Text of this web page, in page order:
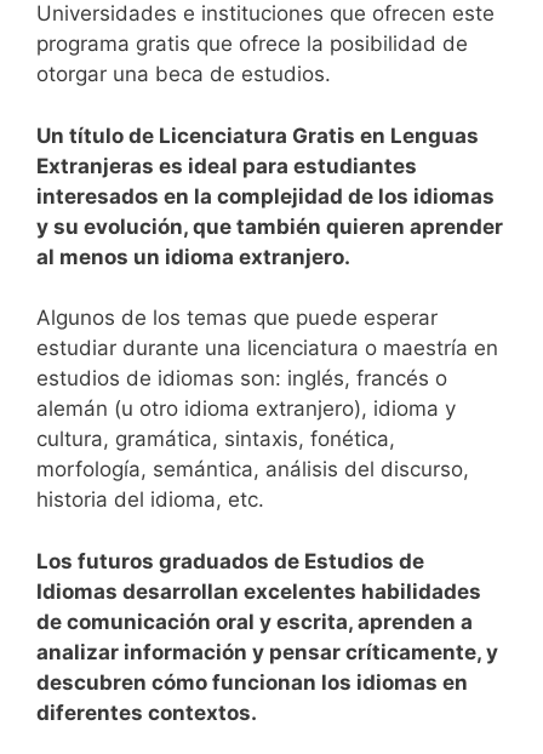
Universidades e instituciones que ofrecen este
programa gratis que ofrece la posibilidad de
otorgar una beca de estudios.
Un título de Licenciatura Gratis en Lenguas
Extranjeras es ideal para estudiantes
interesados ​​en la complejidad de los idiomas
y su evolución, que también quieren aprender
al menos un idioma extranjero.
Algunos de los temas que puede esperar
estudiar durante una licenciatura o maestría en
estudios de idiomas son: inglés, francés o
alemán (u otro idioma extranjero), idioma y
cultura, gramática, sintaxis, fonética,
morfología, semántica, análisis del discurso,
historia del idioma, etc.
Los futuros graduados de Estudios de
Idiomas desarrollan excelentes habilidades
de comunicación oral y escrita, aprenden a
analizar información y pensar críticamente, y
descubren cómo funcionan los idiomas en
diferentes contextos.